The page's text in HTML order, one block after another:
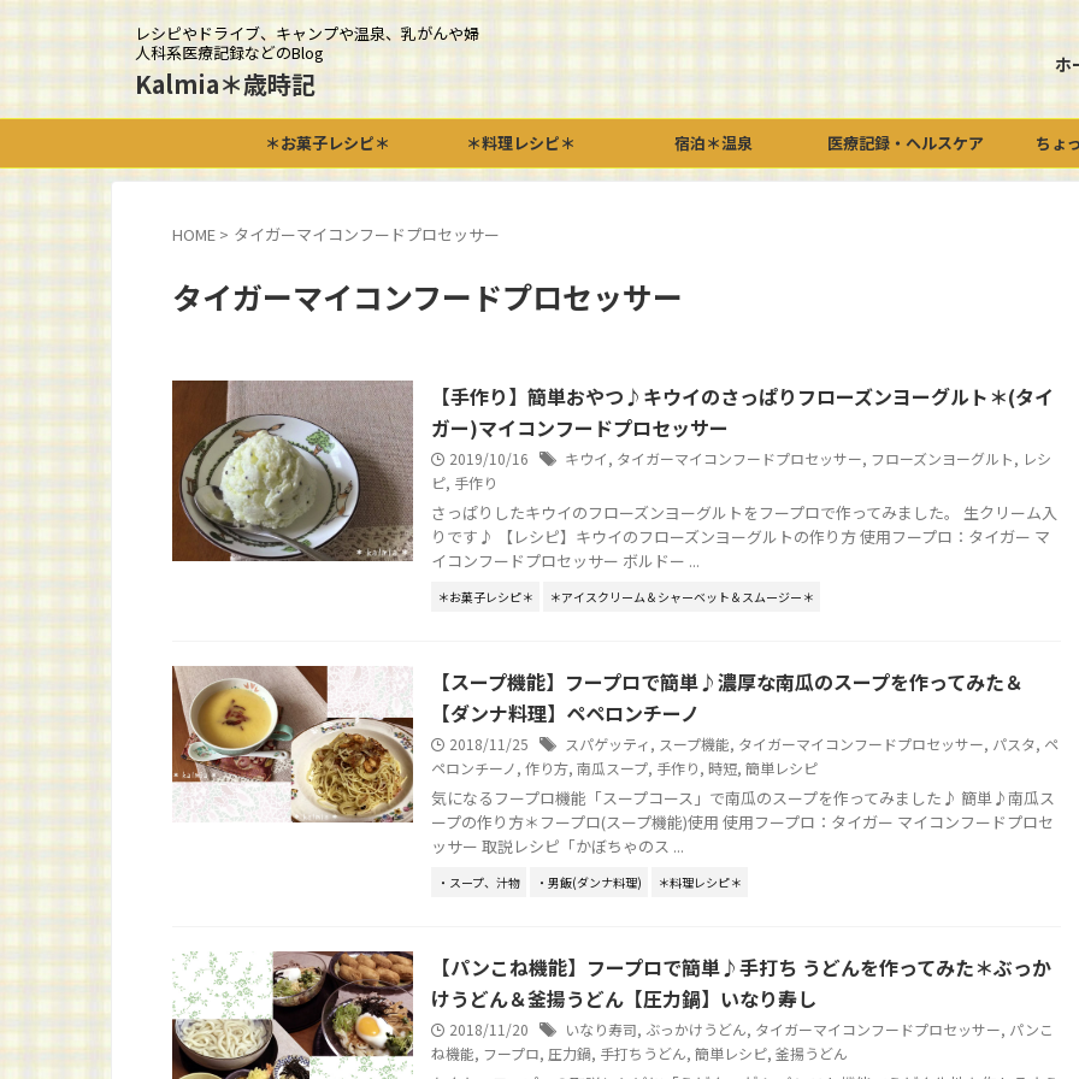
レシピやドライブ、キャンプや温泉、乳がんや婦
人科系医療記録などのBlog
Kalmia＊歳時記
ホ
＊お菓子レシピ＊ ＊料理レシピ＊ 宿泊＊温泉 医療記録・ヘルスケア ちょ
HOME > タイガーマイコンフードプロセッサー
タイガーマイコンフードプロセッサー
【手作り】簡単おやつ♪キウイのさっぱりフローズンヨーグルト＊(タイ
ガー)マイコンフードプロセッサー
2019/10/16 キウイ, タイガーマイコンフードプロセッサー, フローズンヨーグルト, レシ
ピ, 手作り
さっぱりしたキウイのフローズンヨーグルトをフープロで作ってみました。 生クリーム入
りです♪ 【レシピ】キウイのフローズンヨーグルトの作り方 使用フープロ：タイガー マ
イコンフードプロセッサー ボルドー ...
＊お菓子レシピ＊ ＊アイスクリーム＆シャーベット＆スムージー＊
【スープ機能】フープロで簡単♪濃厚な南瓜のスープを作ってみた＆
【ダンナ料理】ペペロンチーノ
2018/11/25 スパゲッティ, スープ機能, タイガーマイコンフードプロセッサー, パスタ, ペ
ペロンチーノ, 作り方, 南瓜スープ, 手作り, 時短, 簡単レシピ
気になるフープロ機能「スープコース」で南瓜のスープを作ってみました♪ 簡単♪南瓜ス
ープの作り方＊フープロ(スープ機能)使用 使用フープロ：タイガー マイコンフードプロセ
ッサー 取説レシピ「かぼちゃのス ...
・スープ、汁物 ・男飯(ダンナ料理) ＊料理レシピ＊
【パンこね機能】フープロで簡単♪手打ち うどんを作ってみた＊ぶっか
けうどん＆釜揚うどん【圧力鍋】いなり寿し
2018/11/20 いなり寿司, ぶっかけうどん, タイガーマイコンフードプロセッサー, パンこ
ね機能, フープロ, 圧力鍋, 手打ちうどん, 簡単レシピ, 釜揚うどん